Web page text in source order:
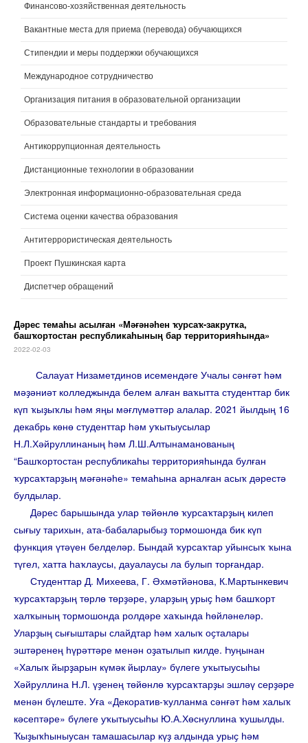
Финансово-хозяйственная деятельность
Вакантные места для приема (перевода) обучающихся
Стипендии и меры поддержки обучающихся
Международное сотрудничество
Организация питания в образовательной организации
Образовательные стандарты и требования
Антикоррупционная деятельность
Дистанционные технологии в образовании
Электронная информационно-образовательная среда
Система оценки качества образования
Антитеррористическая деятельность
Проект Пушкинская карта
Диспетчер обращений
Дәрес темаһы асылған «Мәғәнәһен ҡурсаҡ-закрутка,
башҡортостан республикаһының бар территорияһында»
2022-02-03
Салауат Низаметдинов исемендәге Учалы сәнғәт һәм
мәҙәниәт колледжында белем алған ваҡытта студенттар бик
күп ҡыҙыҡлы һәм яңы мәғлүмәттәр алалар. 2021 йылдың 16
декабрь көнө студенттар һәм уҡытыусылар
Н.Л.Хәйруллинаның һәм Л.Ш.Алтынаманованың
“Башҡортостан республикаһы территорияһында булған
ҡурсаҡтарҙың мәғәнәһе» темаһына арналған асыҡ дәрестә
булдылар.
Дәрес барышында улар төйөнлө ҡурсаҡтарҙың килеп
сығыу тарихын, ата-бабаларыбыҙ тормошонда бик күп
функция үтәүен белделәр. Бындай ҡурсаҡтар уйынсыҡ ҡына
түгел, хатта һаҡлаусы, дауалаусы ла булып торғандар.
Студенттар Д. Михеева, Г. Әхмәтйәнова, К.Мартынкевич
ҡурсаҡтарҙың төрлө төрҙәре, уларҙың урыҫ һәм башҡорт
халҡының тормошонда ролдәре хаҡында һөйләнеләр.
Уларҙың сығыштары слайдтар һәм халыҡ оҫталары
эштәренең һүрәттәре менән оҙатылып килде. Һуңынан
«Халыҡ йырҙарын күмәк йырлау» бүлеге уҡытыусыһы
Хәйруллина Н.Л. үҙенең төйөнлө ҡурсаҡтарҙы эшләү серҙәре
менән бүлеште. Уға «Декоратив-ҡулланма сәнғәт һәм халыҡ
кәсептәре» бүлеге уҡытыусыһы Ю.А.Хөснуллина ҡушылды.
Ҡыҙыҡһыныусан тамашасылар күҙ алдында урыҫ һәм